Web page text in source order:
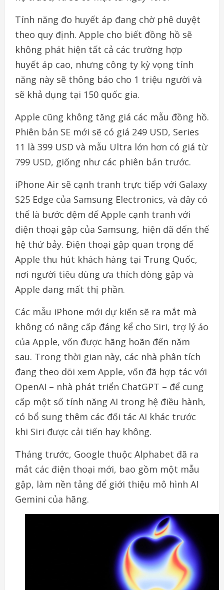
Tính năng đo huyết áp đang chờ phê duyệt
theo quy định. Apple cho biết đồng hồ sẽ
không phát hiện tất cả các trường hợp
huyết áp cao, nhưng công ty kỳ vọng tính
năng này sẽ thông báo cho 1 triệu người và
sẽ khả dụng tại 150 quốc gia.
Apple cũng không tăng giá các mẫu đồng hồ.
Phiên bản SE mới sẽ có giá 249 USD, Series
11 là 399 USD và mẫu Ultra lớn hơn có giá từ
799 USD, giống như các phiên bản trước.
iPhone Air sẽ cạnh tranh trực tiếp với Galaxy
S25 Edge của Samsung Electronics, và đây có
thể là bước đệm để Apple cạnh tranh với
điện thoại gập của Samsung, hiện đã đến thế
hệ thứ bảy. Điện thoại gập quan trọng để
Apple thu hút khách hàng tại Trung Quốc,
nơi người tiêu dùng ưa thích dòng gập và
Apple đang mất thị phần.
Các mẫu iPhone mới dự kiến sẽ ra mắt mà
không có nâng cấp đáng kể cho Siri, trợ lý ảo
của Apple, vốn được hãng hoãn đến năm
sau. Trong thời gian này, các nhà phân tích
đang theo dõi xem Apple, vốn đã hợp tác với
OpenAI – nhà phát triển ChatGPT – để cung
cấp một số tính năng AI trong hệ điều hành,
có bổ sung thêm các đối tác AI khác trước
khi Siri được cải tiến hay không.
Tháng trước, Google thuộc Alphabet đã ra
mắt các điện thoại mới, bao gồm một mẫu
gập, làm nền tảng để giới thiệu mô hình AI
Gemini của hãng.